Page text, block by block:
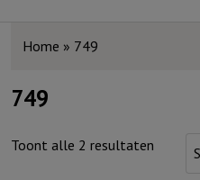
Home » 749
749
Toont alle 2 resultaten